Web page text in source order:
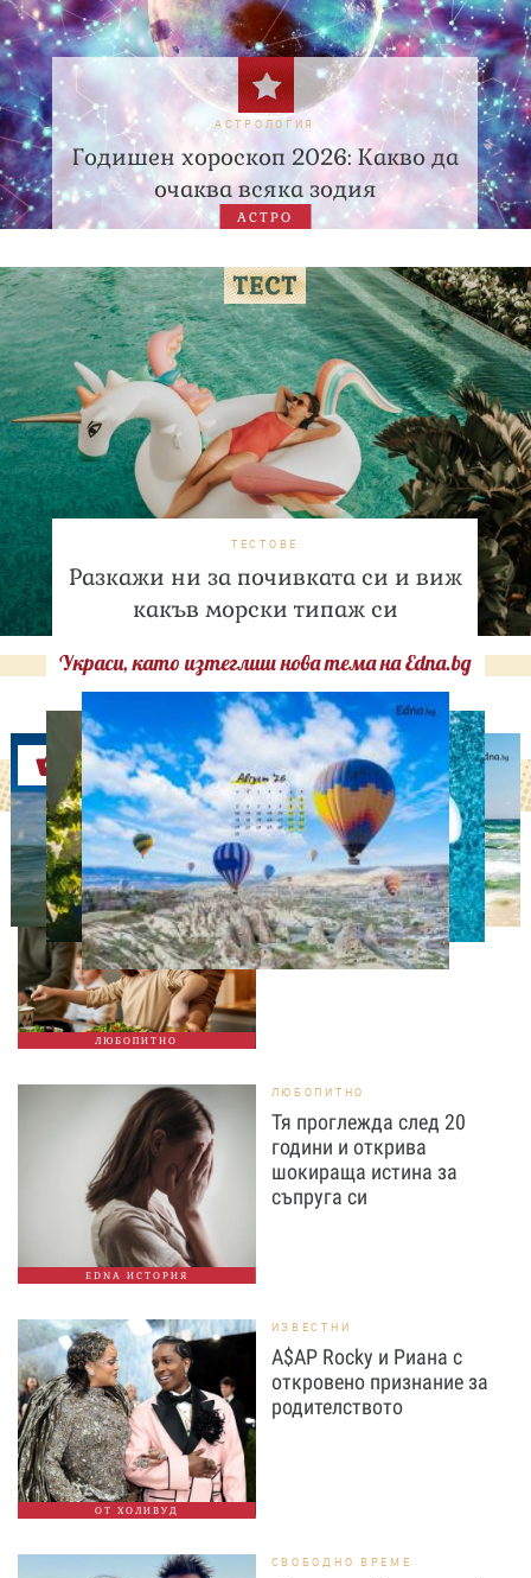
АСТРОЛОГИЯ
Годишен хороскоп 2026: Какво да
очаква всяка зодия
АСТРО
ТЕСТОВЕ
Разкажи ни за почивката си и виж
какъв морски типаж си
Украси, като изтеглиш нова тема на Edna.bg
Оферти
ЛЮБОПИТНО
ЛЮБОПИТНО
Тайната на добрата
вечеря не се крие в
сложната рецепта
EDNA ИСТОРИЯ
ЛЮБОПИТНО
Тя проглежда след 20
години и открива
шокираща истина за
съпруга си
ОТ ХОЛИВУД
ИЗВЕСТНИ
A$AP Rocky и Риана с
откровено признание за
родителството
СВОБОДНО ВРЕМЕ